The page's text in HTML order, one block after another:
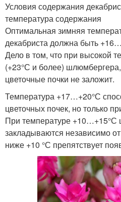
Условия содержания
температура содержания
Оптимальная зимняя
декабриста должна быть
Дело в том, что при высокой
(+23°С и более)
цветочные почки не заложит.
Температура +17…+20°С
цветочных почек, но только
При температуре +10…+15°С
закладываются независимо
ниже +10 °С препятствует